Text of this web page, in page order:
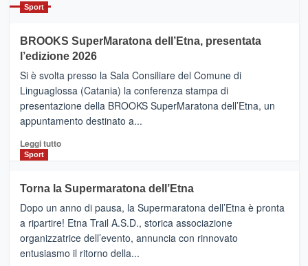
con
la
Al
via
i
collegamenti
Sport
BROOKS SuperMaratona dell’Etna, presentata
l’edizione 2026
Si è svolta presso la Sala Consiliare del Comune di
Linguaglossa (Catania) la conferenza stampa di
presentazione della BROOKS SuperMaratona dell’Etna, un
appuntamento destinato a...
Leggi tuttoLeggi
BROOKS
SuperMaratona
dell’Etna,
presentata
l’edizione
2026
Sport
Torna la Supermaratona dell’Etna
Dopo un anno di pausa, la Supermaratona dell’Etna è pronta
a ripartire! Etna Trail A.S.D., storica associazione
organizzatrice dell’evento, annuncia con rinnovato
entusiasmo il ritorno della...